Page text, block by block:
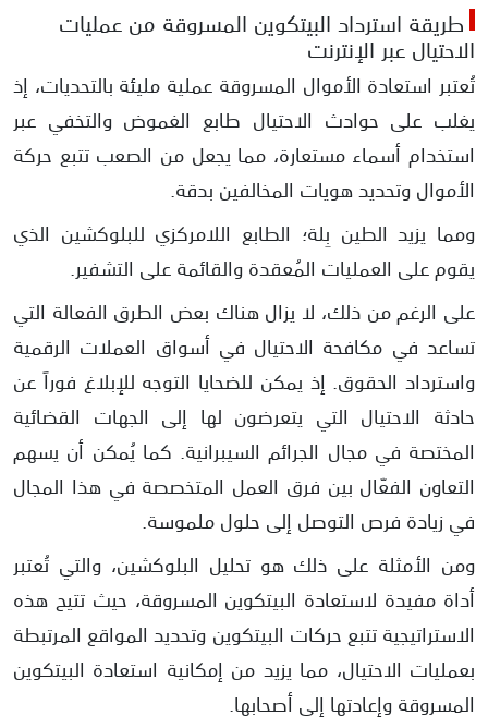
طريقة استرداد البيتكوين المسروقة من عمليات
الاحتيال عبر الإنترنت
تُعتبر استعادة الأموال المسروقة عملية مليئة بالتحديات، إذ
يغلب على حوادث الاحتيال طابع الغموض والتخفي عبر
استخدام أسماء مستعارة، مما يجعل من الصعب تتبع حركة
الأموال وتحديد هويات المخالفين بدقة.
ومما يزيد الطين بِلة؛ الطابع اللامركزي للبلوكشين الذي
يقوم على العمليات المُعقدة والقائمة على التشفير.
على الرغم من ذلك، لا يزال هناك بعض الطرق الفعالة التي
تساعد في مكافحة الاحتيال في أسواق العملات الرقمية
واسترداد الحقوق. إذ يمكن للضحايا التوجه للإبلاغ فوراً عن
حادثة الاحتيال التي يتعرضون لها إلى الجهات القضائية
المختصة في مجال الجرائم السيبرانية. كما يُمكن أن يسهم
التعاون الفعّال بين فرق العمل المتخصصة في هذا المجال
في زيادة فرص التوصل إلى حلول ملموسة.
ومن الأمثلة على ذلك هو تحليل البلوكشين، والتي تُعتبر
أداة مفيدة لاستعادة البيتكوين المسروقة، حيث تتيح هذه
الاستراتيجية تتبع حركات البيتكوين وتحديد المواقع المرتبطة
بعمليات الاحتيال، مما يزيد من إمكانية استعادة البيتكوين
المسروقة وإعادتها إلى أصحابها.